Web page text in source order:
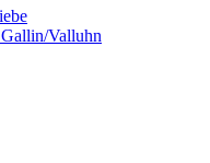
Valluhn